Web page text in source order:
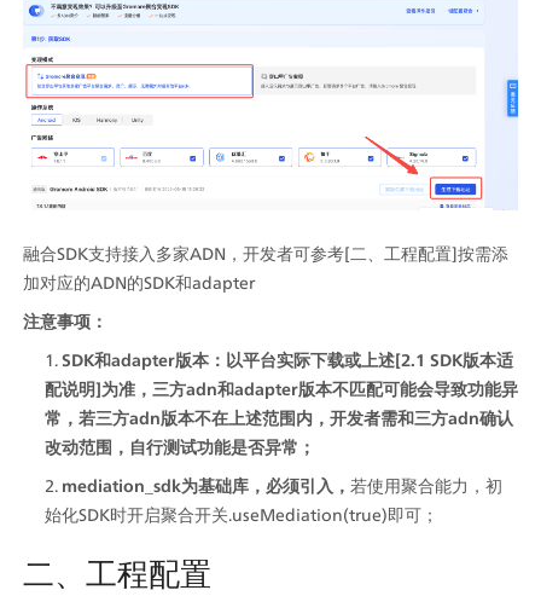
融合SDK支持接入多家ADN，开发者可参考[二、工程配置]按需添
加对应的ADN的SDK和adapter
注意事项：
SDK和adapter版本：以平台实际下载或上述[2.1 SDK版本适
配说明]为准，三方adn和adapter版本不匹配可能会导致功能异
常，若三方adn版本不在上述范围内，开发者需和三方adn确认
改动范围，自行测试功能是否异常；
mediation_sdk为基础库，必须引入， 若使用聚合能力，初
始化SDK时开启聚合开关.useMediation(true)即可；
二、工程配置